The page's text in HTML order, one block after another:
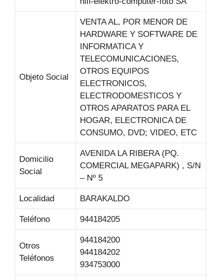
Objeto Social
VENTA AL, POR MENOR DE
HARDWARE Y SOFTWARE DE
INFORMATICA Y
TELECOMUNICACIONES,
OTROS EQUIPOS
ELECTRONICOS,
ELECTRODOMESTICOS Y
OTROS APARATOS PARA EL
HOGAR, ELECTRONICA DE
CONSUMO, DVD; VIDEO, ETC
Domicilio
Social
AVENIDA LA RIBERA (PQ.
COMERCIAL MEGAPARK) , S/N
– Nº 5
Localidad BARAKALDO
Teléfono 944184205
Otros
Teléfonos
944184200
944184202
934753000